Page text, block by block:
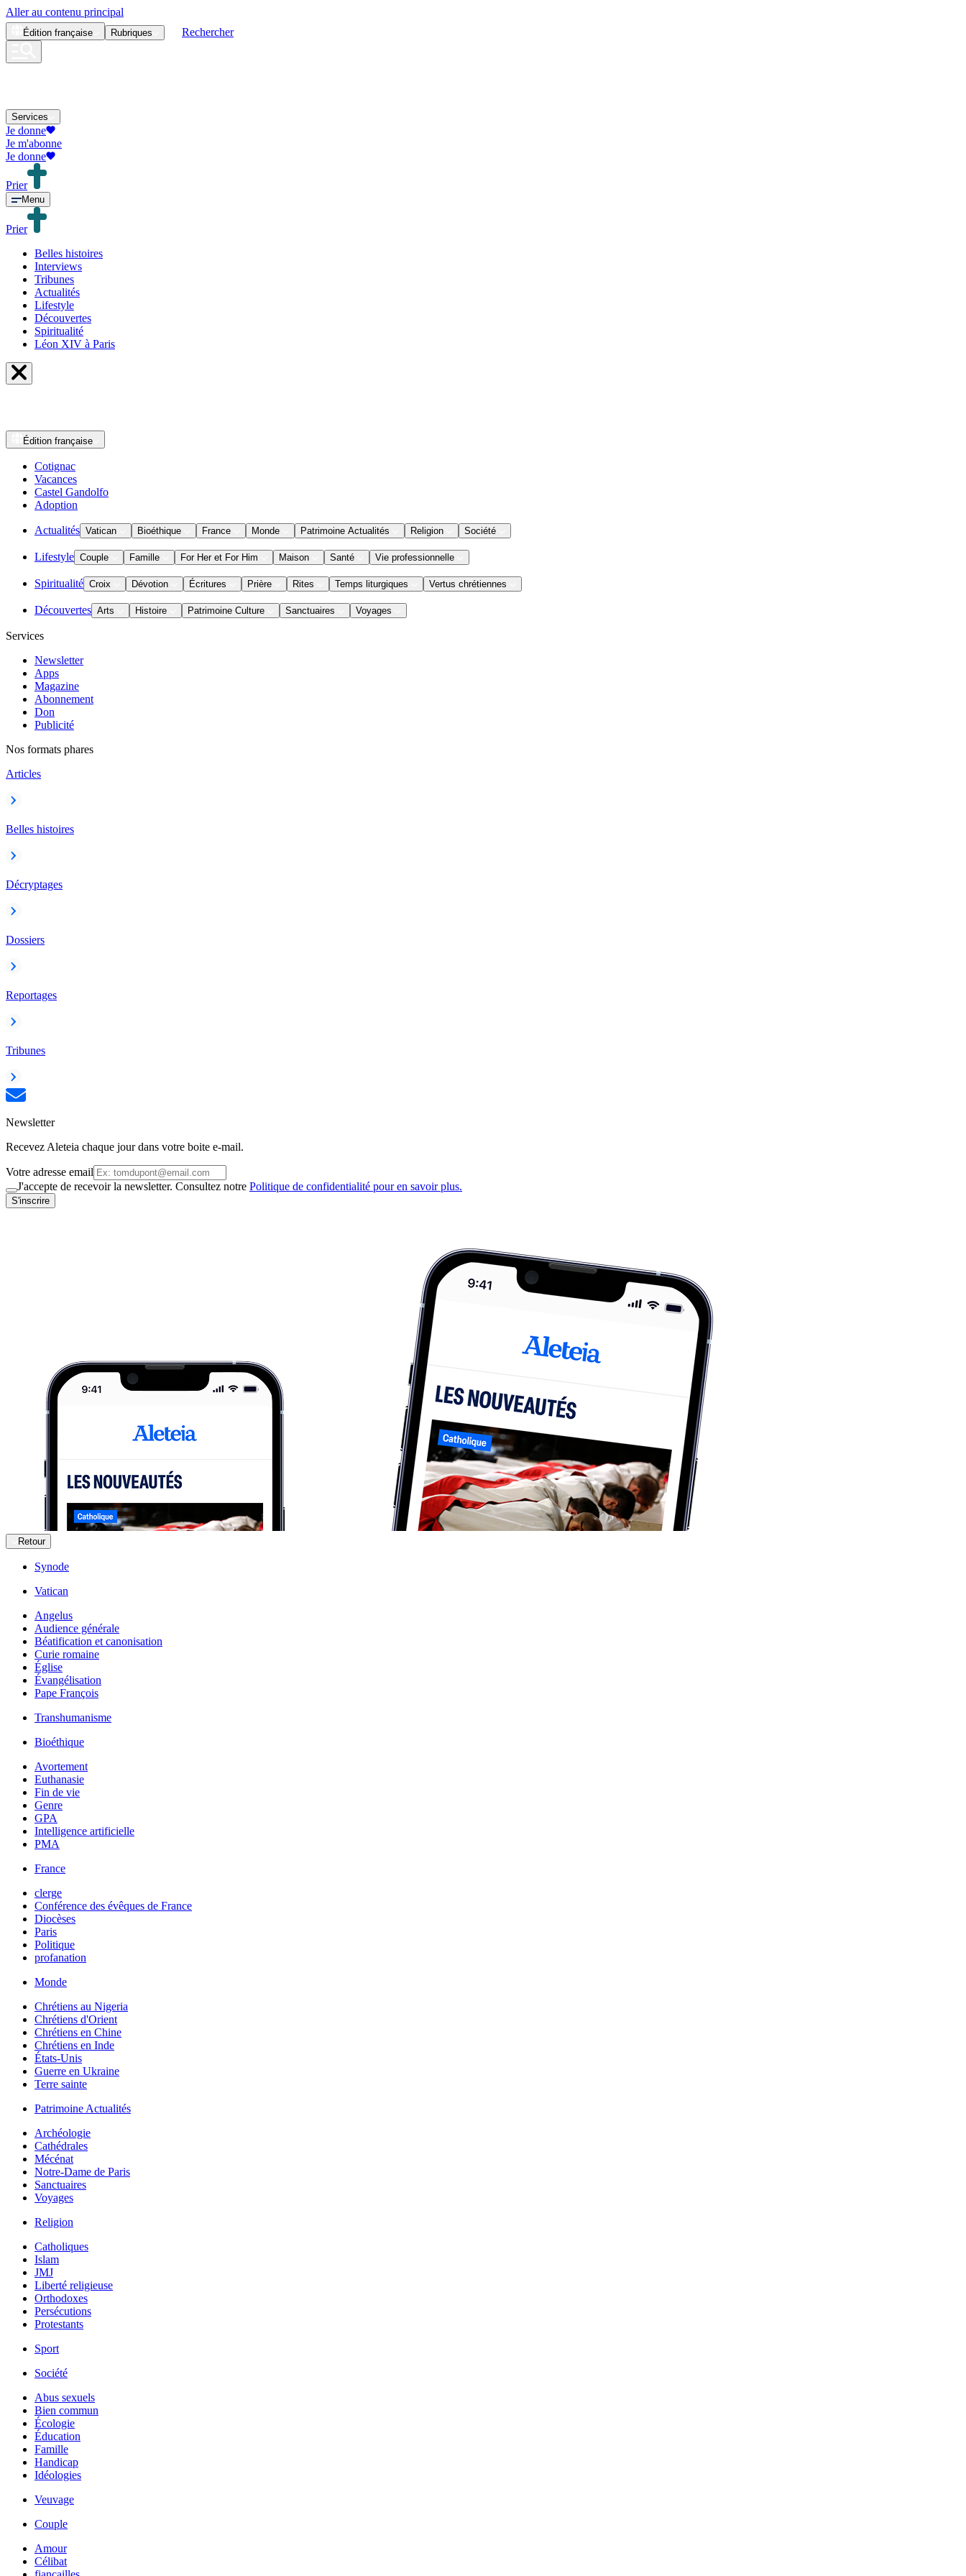
Aller au contenu principal
Édition française Rubriques Rechercher
Services
Je donne
Je m'abonne
Je donne
Prier
Menu
Prier
Belles histoires
Interviews
Tribunes
Actualités
Lifestyle
Découvertes
Spiritualité
Léon XIV à Paris
Édition française
Cotignac
Vacances
Castel Gandolfo
Adoption
Actualités Vatican Bioéthique France Monde Patrimoine Actualités Religion Société
Lifestyle Couple Famille For Her et For Him Maison Santé Vie professionnelle
Spiritualité Croix Dévotion Écritures Prière Rites Temps liturgiques Vertus chrétiennes
Découvertes Arts Histoire Patrimoine Culture Sanctuaires Voyages
Services
Newsletter
Apps
Magazine
Abonnement
Don
Publicité
Nos formats phares
Articles
Belles histoires
Décryptages
Dossiers
Reportages
Tribunes
Newsletter
Recevez Aleteia chaque jour dans votre boite e-mail.
Votre adresse email
J'accepte de recevoir la newsletter. Consultez notre Politique de confidentialité pour en savoir plus.
S'inscrire
Retour
Synode
Vatican
Angelus
Audience générale
Béatification et canonisation
Curie romaine
Église
Évangélisation
Pape François
Transhumanisme
Bioéthique
Avortement
Euthanasie
Fin de vie
Genre
GPA
Intelligence artificielle
PMA
France
clerge
Conférence des évêques de France
Diocèses
Paris
Politique
profanation
Monde
Chrétiens au Nigeria
Chrétiens d'Orient
Chrétiens en Chine
Chrétiens en Inde
États-Unis
Guerre en Ukraine
Terre sainte
Patrimoine Actualités
Archéologie
Cathédrales
Mécénat
Notre-Dame de Paris
Sanctuaires
Voyages
Religion
Catholiques
Islam
JMJ
Liberté religieuse
Orthodoxes
Persécutions
Protestants
Sport
Société
Abus sexuels
Bien commun
Écologie
Éducation
Famille
Handicap
Idéologies
Veuvage
Couple
Amour
Célibat